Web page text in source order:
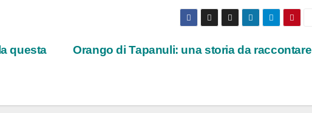
Orango di Tapanuli: una storia da raccontare
questa